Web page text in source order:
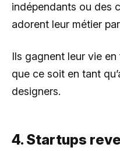
indépendants ou des
adorent leur métier
Ils gagnent leur vie
que ce soit en tant
designers.
4. Startups